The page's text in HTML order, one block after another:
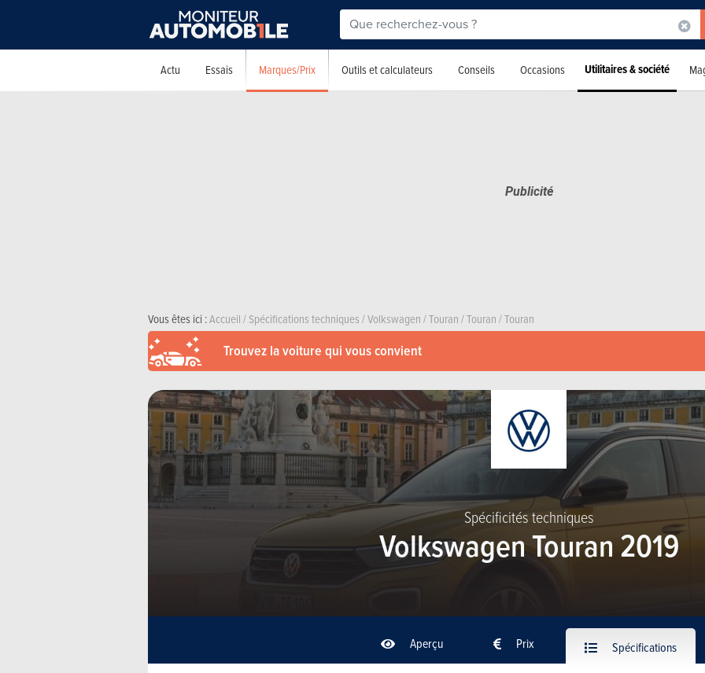
Actu Essais Marques/Prix Outils et calculateurs Conseils Occasions Utilitaires & société
Vous êtes ici :Accueil/Spécifications techniques/Volkswagen/Touran/Touran/Touran
Trouvez la voiture qui vous convient
Spécificités techniques
Volkswagen Touran 2019
Aperçu Prix Spécifications